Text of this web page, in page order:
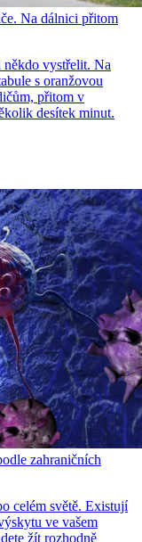
Na dálnici přitom
vystřelit. Na
s oranžovou
přitom v
desítek minut.
zahraničních
celém světě. Existují
ve vašem
žít rozhodně